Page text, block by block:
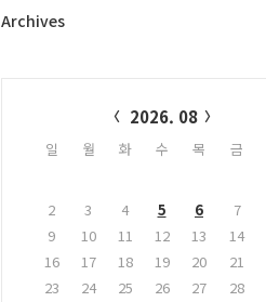
플
Archives
2026. 08
일 월 화 수 목 금
2
3 4 5 6 7
9
10 11 12 13 14
16
17 18 19 20 21
23
24 25 26 27 28